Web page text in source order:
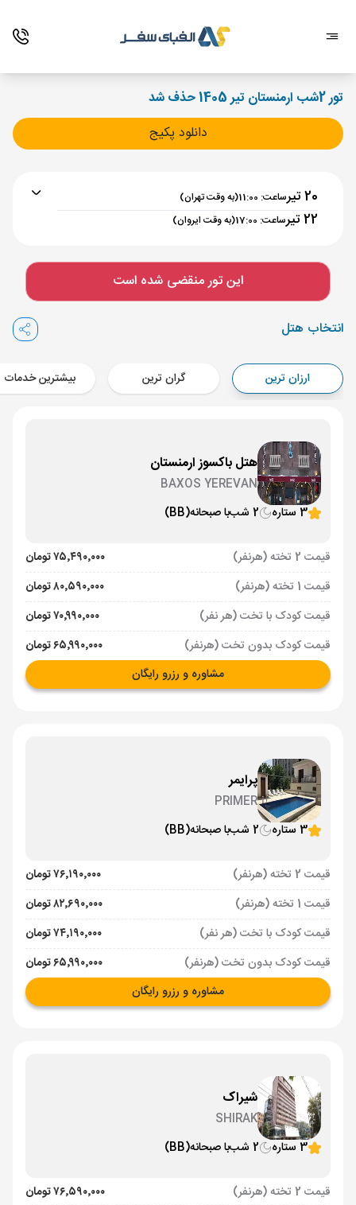
تور 2شب ارمنستان تیر 1405 حذف شد
دانلود پکیج
20 تیر ساعت: 11:00 (به وقت تهران)
22 تیر ساعت: 17:00 (به وقت ایروان)
تهران , فرودگاه بین‌المللی امام خمینی IKA
مدت پرواز :
ایروان ,
Aircraft - کاسپین (Economy)
برنامه برگشت :22 تیر ساعت: 17:00
مدت پرواز :02:00
تهران , فرودگاه بین‌المللی امام خمینی IKA
Aircraft - کاسپین (Economy)
این تور منقضی شده است
انتخاب هتل
ارزان ترین گران ترین بیشترین خدمات
هتل باکسوز ارمنستان
BAXOS YEREVAN
3 ستاره
2 شب با صبحانه(BB)
قیمت 2 تخته (هرنفر)
۷۵٬۴۹۰٬۰۰۰ تومان
قیمت 1 تخته (هرنفر)
۸۰٬۵۹۰٬۰۰۰ تومان
قیمت کودک با تخت (هر نفر)
۷۰٬۹۹۰٬۰۰۰ تومان
قیمت کودک بدون تخت (هرنفر)
۶۵٬۹۹۰٬۰۰۰ تومان
مشاوره و رزرو رایگان
پرایمر
PRIMER
3 ستاره
2 شب با صبحانه(BB)
قیمت 2 تخته (هرنفر)
۷۶٬۱۹۰٬۰۰۰ تومان
قیمت 1 تخته (هرنفر)
۸۲٬۶۹۰٬۰۰۰ تومان
قیمت کودک با تخت (هر نفر)
۷۴٬۱۹۰٬۰۰۰ تومان
قیمت کودک بدون تخت (هرنفر)
۶۵٬۹۹۰٬۰۰۰ تومان
مشاوره و رزرو رایگان
شیراک
SHIRAK
3 ستاره
2 شب با صبحانه(BB)
قیمت 2 تخته (هرنفر)
۷۶٬۵۹۰٬۰۰۰ تومان